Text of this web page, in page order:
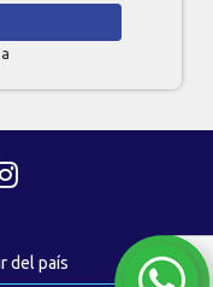
del país